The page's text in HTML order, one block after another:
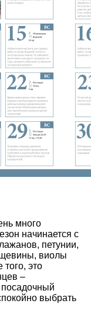
много
начинается с
петунии,
виолы
того, это
–
выбрать